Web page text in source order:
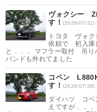
ヴォクシー
す！ (2026/07/31)
トヨタ ヴォ
依頼で 初入庫
と．．． マフラー取付 吊り
バンドも外れてました
コペン
す！ (2026/07/28)
ダイハツ コ
えですが．．